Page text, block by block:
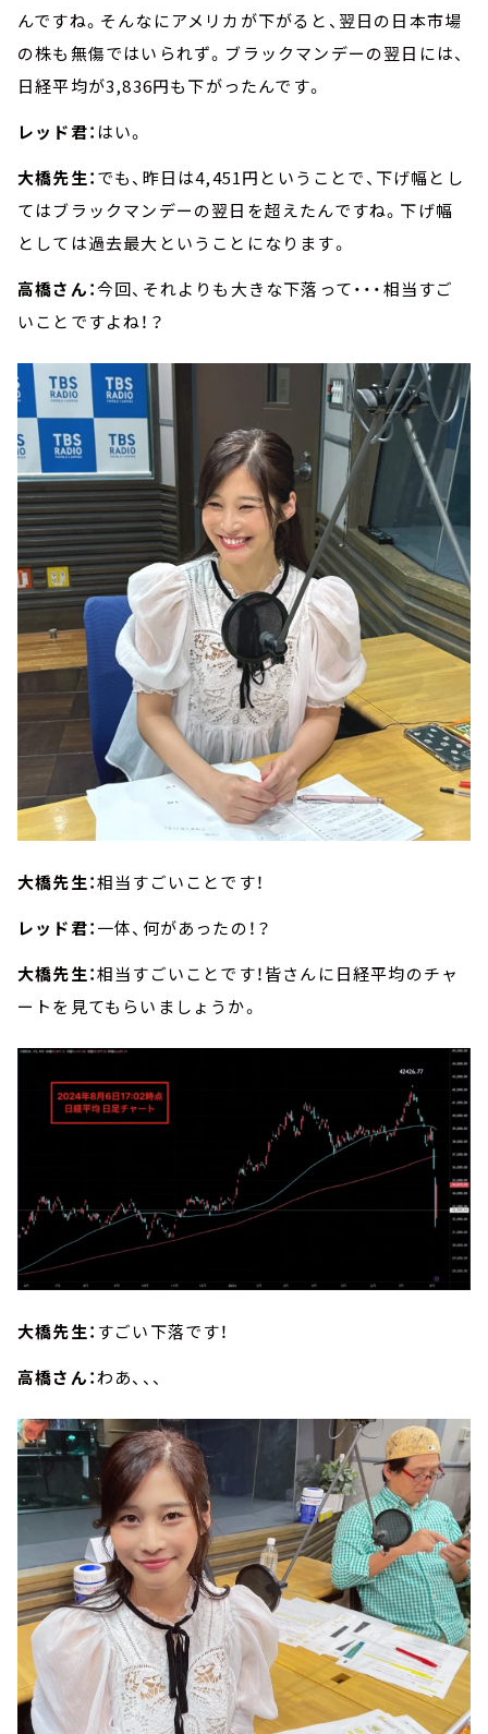
んですね。そんなにアメリカが下がると、翌日の日本市場
の株も無傷ではいられず。ブラックマンデーの翌日には、
日経平均が3,836円も下がったんです。
レッド君： はい。
大橋先生：でも、昨日は4,451円ということで、下げ幅とし
てはブラックマンデーの翌日を超えたんですね。下げ幅
としては過去最大ということになります。
高橋さん：今回、それよりも大きな下落って・・・相当すご
いことですよね！？
大橋先生：相当すごいことです！
レッド君：一体、何があったの！？
大橋先生：相当すごいことです！皆さんに日経平均のチャ
ートを見てもらいましょうか。
大橋先生： すごい下落です！
高橋さん：わあ、、、